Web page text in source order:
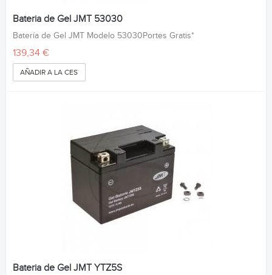
Bateria de Gel JMT 53030
Batería de Gel JMT Modelo 53030Portes Gratis*
139,34 €
AÑADIR A LA CESTA
Bateria de Gel JMT YTZ5S